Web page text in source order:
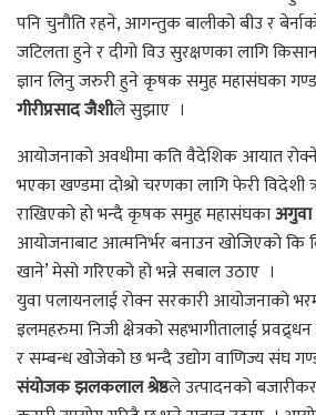
पनि चुनौति रहने, आगन्तुक बालीको बीउ र
जटिलता हुने र दीगो विउ सुरक्षणका लागि
ज्ञान लिनु जरुरी हुने कृषक समुह महासंघका
गीरीप्रसाद जैशीले सुझाए ।
आयोजनाको अवधीमा कति वैदेशिक आयात
भएका खण्डमा दोश्रो चरणका लागि फेरी
राखिएको हो भन्दै कृषक समुह महासंघकाअगुवा
आयोजनाबाट आत्मनिर्भर बनाउन खोजिएको कि
खाने’ मेसो गरिएको हो भन्ने सबाल उठाए ।
युवा पलायनलाई रोक्न सरकारी आयोजनाको
इलमहरुमा निजी क्षेत्रको सहभागीतालाई
र सम्बन्ध खोजेको छ भन्दै उद्योग वाणिज्य संघ
संयोजकझलकलाल श्रेष्ठले उत्पादनको